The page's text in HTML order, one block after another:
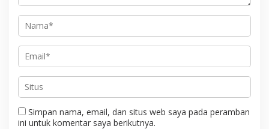
Simpan nama, email, dan situs web saya pada peramban
ini untuk komentar saya berikutnya.